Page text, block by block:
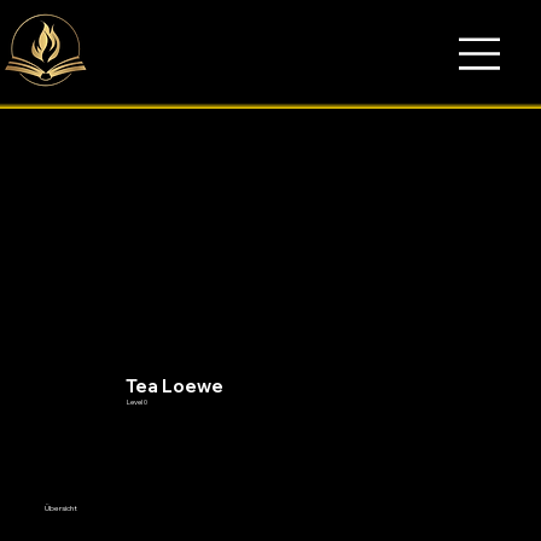
Übersicht
Tea Loewe
Level 0